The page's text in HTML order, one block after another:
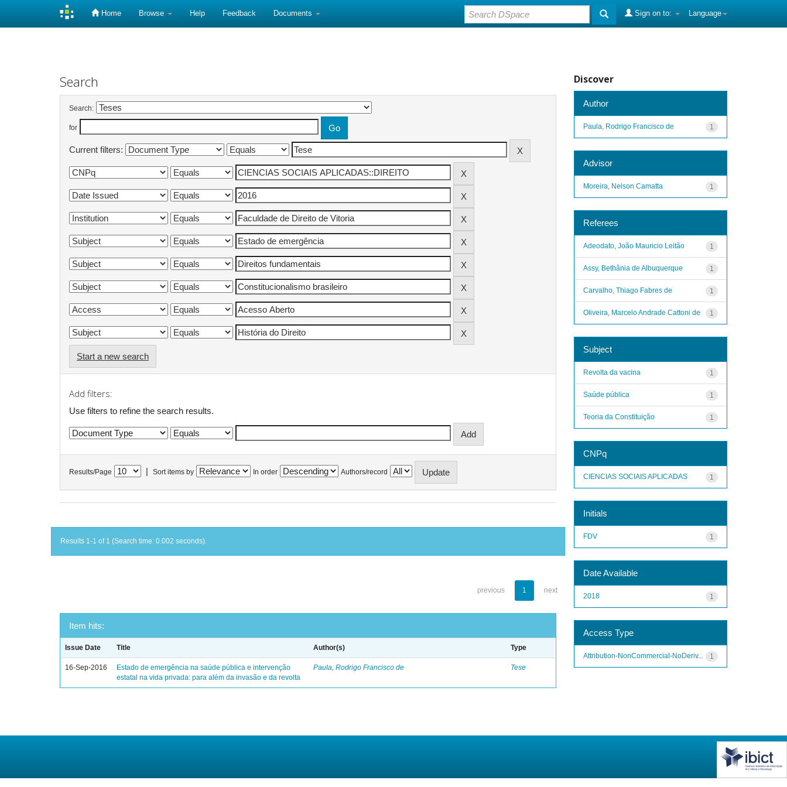
Home Browse Help Feedback Documents Language
Sign on to:
Search
Search:
for
Current filters:
Start a new search
Add filters:
Use filters to refine the search results.
Results/Page Sort items by In order Authors/record
Results 1-1 of 1 (Search time: 0.002 seconds).
previous 1 next
Item hits:
Issue Date Title Author(s) Type
16-Sep-2016
Estado de emergência na saúde pública e intervenção
estatal na vida privada: para além da invasão e da revolta
Paula, Rodrigo Francisco de Tese
Discover
Author
1
Paula, Rodrigo Francisco de
Advisor
1
Moreira, Nelson Camatta
Referees
1
Adeodato, João Mauricio Leitão
1
Assy, Bethânia de Albuquerque
1
Carvalho, Thiago Fabres de
1
Oliveira, Marcelo Andrade Cattoni de
Subject
1
Revolta da vacina
1
Saúde pública
1
Teoria da Constituição
CNPq
1
CIENCIAS SOCIAIS APLICADAS
Initials
1
FDV
Date Available
1
2018
Access Type
1
Attribution-NonCommercial-NoDeriv...